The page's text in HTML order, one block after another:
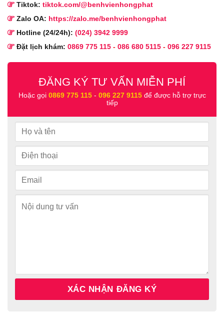
Tiktok: tiktok.com/@benhvienhongphat
Zalo OA: https://zalo.me/benhvienhongphat
Hotline (24/24h): (024) 3942 9999
Đặt lịch khám: 0869 775 115 - 086 680 5115 - 096 227 9115
ĐĂNG KÝ TƯ VẤN MIỄN PHÍ
Hoặc gọi 0869 775 115- 096 227 9115 để được hỗ trợ trực
tiếp